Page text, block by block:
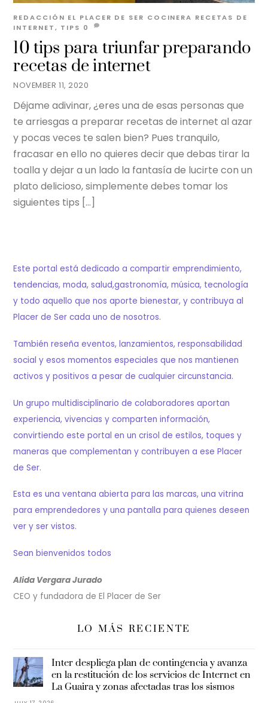
NOVEMBER 11, 2020
10 tips para triunfar preparando
recetas de internet
REDACCIÓN EL PLACER DE SER COCINERA RECETAS DE
INTERNET, TIPS 0
Déjame adivinar, ¿eres una de esas personas que
te arriesgas a preparar recetas de internet al azar
y pocas veces te salen bien? Pues tranquilo,
fracasar en ello no quieres decir que debas tirar la
toalla y dejar a un lado la fantasía de lucirte con un
plato delicioso, simplemente debes tomar los
siguientes tips […]
Este portal está dedicado a compartir emprendimiento,
tendencias, moda, salud,gastronomía, música, tecnología
y todo aquello que nos aporte bienestar, y contribuya al
Placer de Ser cada uno de nosotros.
También reseña eventos, lanzamientos, responsabilidad
social y esos momentos especiales que nos mantienen
activos y positivos a pesar de cualquier circunstancia.
Un grupo multidisciplinario de colaboradores aportan
experiencia, vivencias y comparten información,
convirtiendo este portal en un crisol de estilos, toques y
maneras que complementan y contribuyen a ese Placer
de Ser.
Esta es una ventana abierta para las marcas, una vitrina
para emprendedores y una pantalla para quienes deseen
ver y ser vistos.
Sean bienvenidos todos
Alida Vergara Jurado
CEO y fundadora de El Placer de Ser
LO MÁS RECIENTE
Inter despliega plan de contingencia y avanza
en la restitución de los servicios de Internet en
La Guaira y zonas afectadas tras los sismos